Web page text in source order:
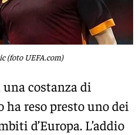
(foto UEFA.com)
costanza di
ha reso presto uno dei
d’Europa. L’addio